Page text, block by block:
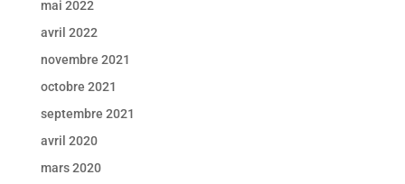
mai 2022
avril 2022
novembre 2021
octobre 2021
septembre 2021
avril 2020
mars 2020